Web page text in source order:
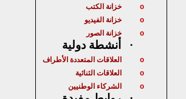
o خزانة الكتب
o خزانة الفيديو
o خزانة الصور
· أنشطة دولية
o العلاقات المتعددة الأطراف
o العلاقات الثنائية
o الشركاء الوطنيين